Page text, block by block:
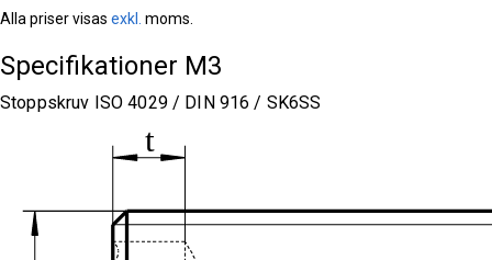
Alla priser visas exkl. moms.
Specifikationer M3
Stoppskruv ISO 4029 / DIN 916 / SK6SS